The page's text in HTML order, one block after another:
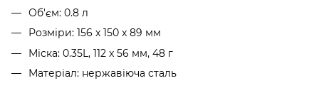
Об'єм: 0.8 л
Розміри: 156 x 150 x 89 мм
Міска: 0.35L, 112 x 56 мм, 48 г
Матеріал: нержавіюча сталь